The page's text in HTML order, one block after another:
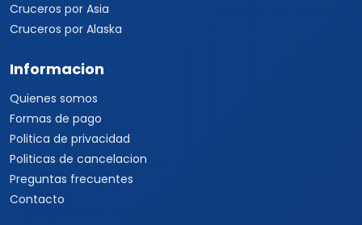
Cruceros por Asia
Cruceros por Alaska
Informacion
Quienes somos
Formas de pago
Politica de privacidad
Politicas de cancelacion
Preguntas frecuentes
Contacto